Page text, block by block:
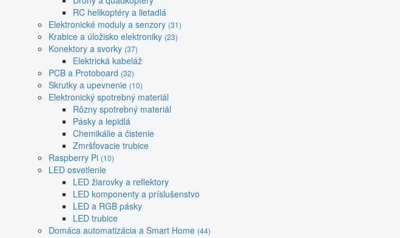
RC helikoptéry a lietadlá
Elektronické moduly a senzory (31)
Krabice a úložisko elektroniky (23)
Konektory a svorky (37)
Elektrická kabeláž
PCB a Protoboard (32)
Skrutky a upevnenie (10)
Elektronický spotrebný materiál
Rôzny spotrebný materiál
Pásky a lepidlá
Chemikálie a čistenie
Zmršťovacie trubice
Raspberry Pi (10)
LED osvetlenie
LED žiarovky a reflektory
LED komponenty a príslušenstvo
LED a RGB pásky
LED trubice
Domáca automatizácia a Smart Home (44)